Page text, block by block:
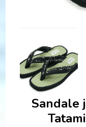
Sandale